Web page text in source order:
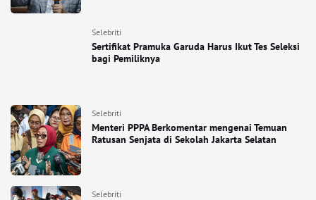
Selebriti
Sertifikat Pramuka Garuda Harus Ikut Tes Seleksi
bagi Pemiliknya
Selebriti
Menteri PPPA Berkomentar mengenai Temuan
Ratusan Senjata di Sekolah Jakarta Selatan
Selebriti